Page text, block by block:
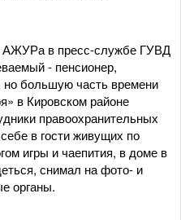
АЖУРа в пресс-службе ГУВД
- пенсионер,
но большую часть времени
в Кировском районе
правоохранительных
в гости живущих по
игры и чаепития, в доме в
снимал на фото- и
органы.